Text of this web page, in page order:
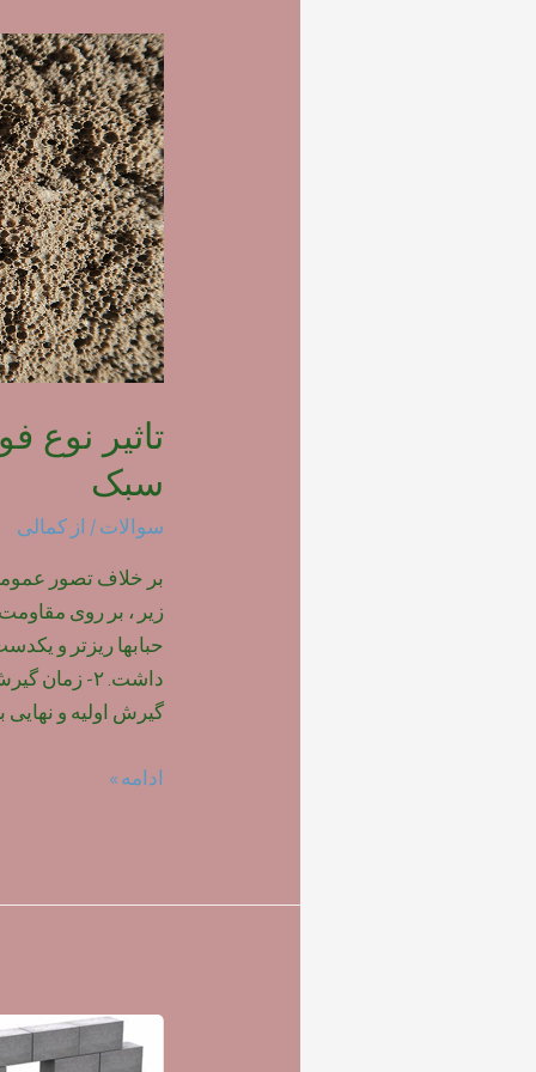
تاثیر نوع
سبک
سوالات / از کمالی
بر خلاف تصور عمومی
حبابها ریزتر و
داشت. ۲-
گیرش اولیه و نهایی
تاثیر
روی
سبک
ادامه »